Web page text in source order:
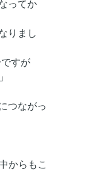
ってか
りまし
すが
つながっ
からもこ